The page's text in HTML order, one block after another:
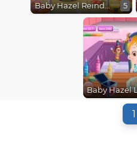
Baby Hazel Reindeer Surprise 5
1